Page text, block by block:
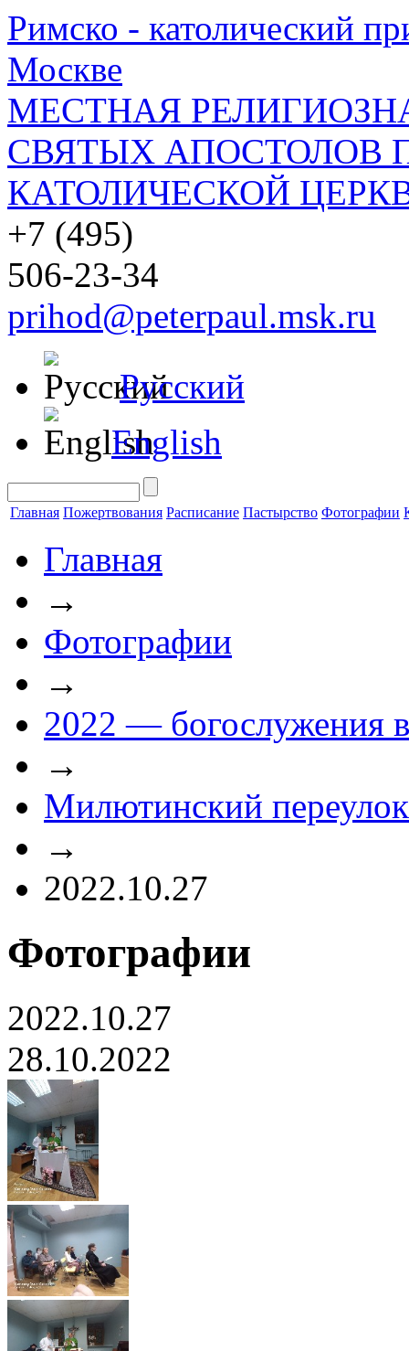
Римско - католический
Москве
МЕСТНАЯ
СВЯТЫХ АПОСТОЛОВ
КАТОЛИЧЕСКОЙ
+7 (495)
506-23-34
prihod@peterpaul.msk.ru
Русский
English
Главная Пожертвования Расписание Пастырство Фотографии
Главная
→
Фотографии
→
2022 — богослужения
→
Милютинский
→
2022.10.27
Фотографии
2022.10.27
28.10.2022